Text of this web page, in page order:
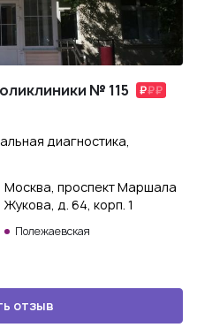
№ 115
диагностика,
Москва, проспект Маршала
Жукова, д. 64, корп. 1
Полежаевская
отзыв